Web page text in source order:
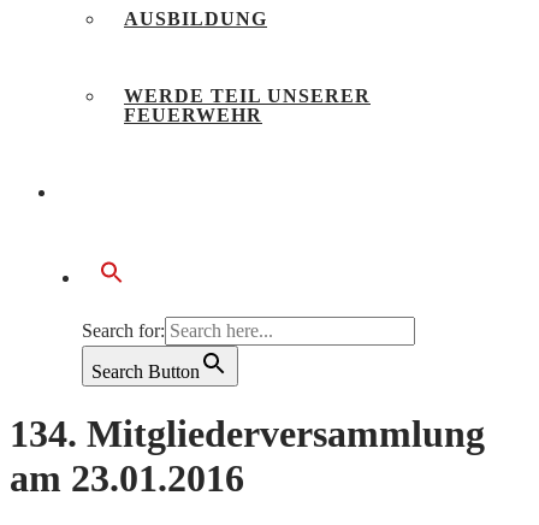
AUSBILDUNG
WERDE TEIL UNSERER
FEUERWEHR
Search for:
Search Button
134. Mitgliederversammlung
am 23.01.2016